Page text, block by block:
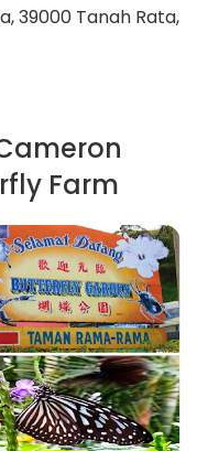
39000 Tanah Rata,
Cameron
Farm